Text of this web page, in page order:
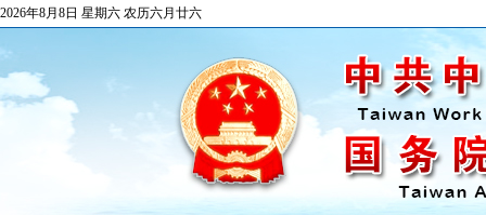
2026年8月8日 星期六 农历六月廿六